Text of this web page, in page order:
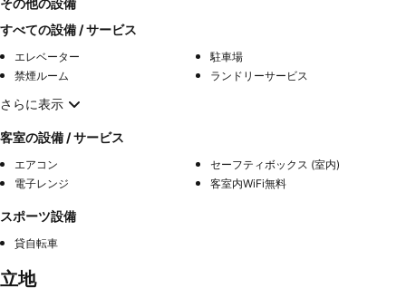
すべての設備 / サービス
エレベーター
駐車場
禁煙ルーム
ランドリーサービス
さらに表示
客室の設備 / サービス
エアコン
セーフティボックス (室内)
電子レンジ
客室内WiFi無料
スポーツ設備
貸自転車
立地